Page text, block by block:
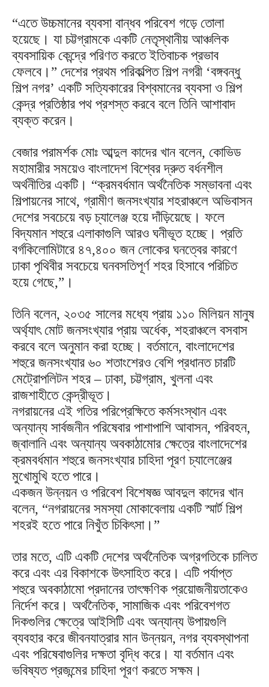
“এতে উচ্চমানের ব্যবসা বান্ধব পরিবেশ গড়ে তোলা
হয়েছে। যা চট্টগ্রামকে একটি নেতৃস্থানীয় আঞ্চলিক
ব্যবসায়িক কেন্দ্রে পরিণত করতে ইতিবাচক প্রভাব
ফেলবে।” দেশের প্রথম পরিকল্পিত শিল্প নগরী ‘বঙ্গবন্ধু
শিল্প নগর’ একটি সত্যিকারের বিশ্বমানের ব্যবসা ও শিল্প
কেন্দ্র প্রতিষ্ঠার পথ প্রশস্ত করবে বলে তিনি আশাবাদ
ব্যক্ত করেন।
বেজার পরামর্শক মোঃ আব্দুল কাদের খান বলেন, কোভিড
মহামারীর সময়েও বাংলাদেশ বিশ্বের দ্রুত বর্ধনশীল
অর্থনীতির একটি। “ক্রমবর্ধমান অর্থনৈতিক সম্ভাবনা এবং
শিল্পায়নের সাথে, গ্রামীণ জনসংখ্যার শহরাঞ্চলে অভিবাসন
দেশের সবচেয়ে বড় চ্যালেঞ্জ হয়ে দাঁড়িয়েছে। ফলে
বিদ্যমান শহুরে এলাকাগুলি আরও ঘনীভূত হচ্ছে। প্রতি
বর্গকিলোমিটারে ৪৭,৪০০ জন লোকের ঘনত্বের কারণে
ঢাকা পৃথিবীর সবচেয়ে ঘনবসতিপূর্ণ শহর হিসাবে পরিচিত
হয়ে গেছে,”।
তিনি বলেন, ২০৩৫ সালের মধ্যে প্রায় ১১০ মিলিয়ন মানুষ
অর্থ্যাৎ মোট জনসংখ্যার প্রায় অর্ধেক, শহরাঞ্চলে বসবাস
করবে বলে অনুমান করা হচ্ছে। বর্তমানে, বাংলাদেশের
শহুরে জনসংখ্যার ৬০ শতাংশেরও বেশি প্রধানত চারটি
মেট্রোপলিটন শহর – ঢাকা, চট্টগ্রাম, খুলনা এবং
রাজশাহীতে কেন্দ্রীভূত।
নগরায়নের এই গতির পরিপ্রেক্ষিতে কর্মসংস্থান এবং
অন্যান্য সার্বজনীন পরিষেবার পাশাপাশি আবাসন, পরিবহন,
জ্বালানি এবং অন্যান্য অবকাঠামোর ক্ষেত্রে বাংলাদেশের
ক্রমবর্ধমান শহুরে জনসংখ্যার চাহিদা পূরণ চ্যালেঞ্জের
মুখোমুখি হতে পারে।
একজন উন্নয়ন ও পরিবেশ বিশেষজ্ঞ আবদুল কাদের খান
বলেন, “নগরায়নের সমস্যা মোকাবেলায় একটি স্মার্ট শিল্প
শহরই হতে পারে নিখুঁত চিকিৎসা।”
তার মতে, এটি একটি দেশের অর্থনৈতিক অগ্রগতিকে চালিত
করে এবং এর বিকাশকে উৎসাহিত করে। এটি পর্যাপ্ত
শহুরে অবকাঠামো প্রদানের তাৎক্ষণিক প্রয়োজনীয়তাকেও
নির্দেশ করে। অর্থনৈতিক, সামাজিক এবং পরিবেশগত
দিকগুলির ক্ষেত্রে আইসিটি এবং অন্যান্য উপায়গুলি
ব্যবহার করে জীবনযাত্রার মান উন্নয়ন, নগর ব্যবস্থাপনা
এবং পরিষেবাগুলির দক্ষতা বৃদ্ধি করে। যা বর্তমান এবং
ভবিষ্যত প্রজন্মের চাহিদা পূরণ করতে সক্ষম।